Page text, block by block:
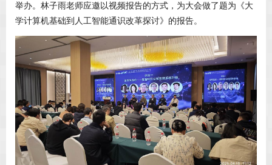
举办。林子雨老师应邀以视频报告的方式，为大会做了题为《大
学计算机基础到人工智能通识改革探讨》的报告。